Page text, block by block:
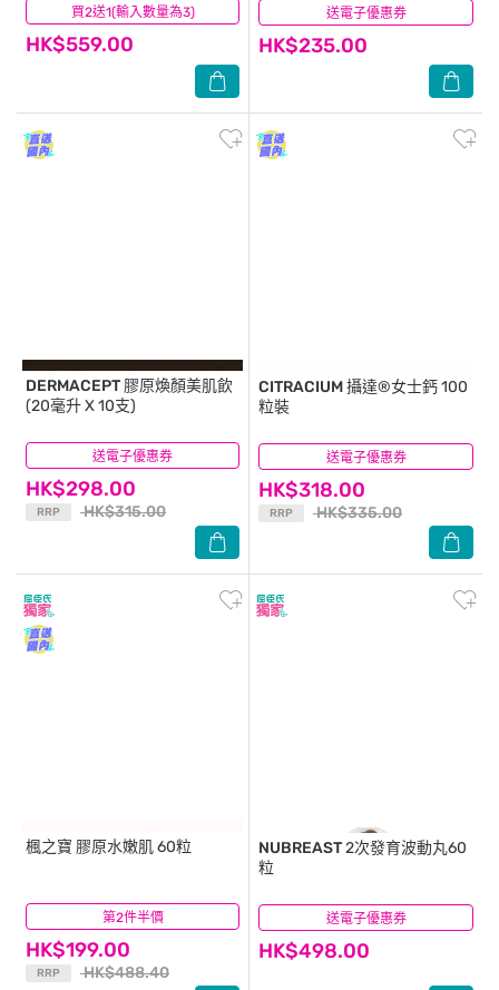
買2送1(輸入數量為3)
HK$559.00
(1) 送電子優惠券
HK$235.00
(24)
送電子優惠券
DERMACEPT 膠原煥顏美肌飲
(20毫升 X 10支)
HK$298.00
RRP HK$315.00
(67) 送電子優惠券
CITRACIUM攝達®女士鈣 100
粒裝
HK$318.00
RRP HK$335.00
(21)
第2件半價
楓之寶 膠原水嫩肌 60粒
HK$199.00
RRP HK$488.40
(7) 送電子優惠券
NUBREAST2次發育波動丸60
粒
HK$498.00
(14)